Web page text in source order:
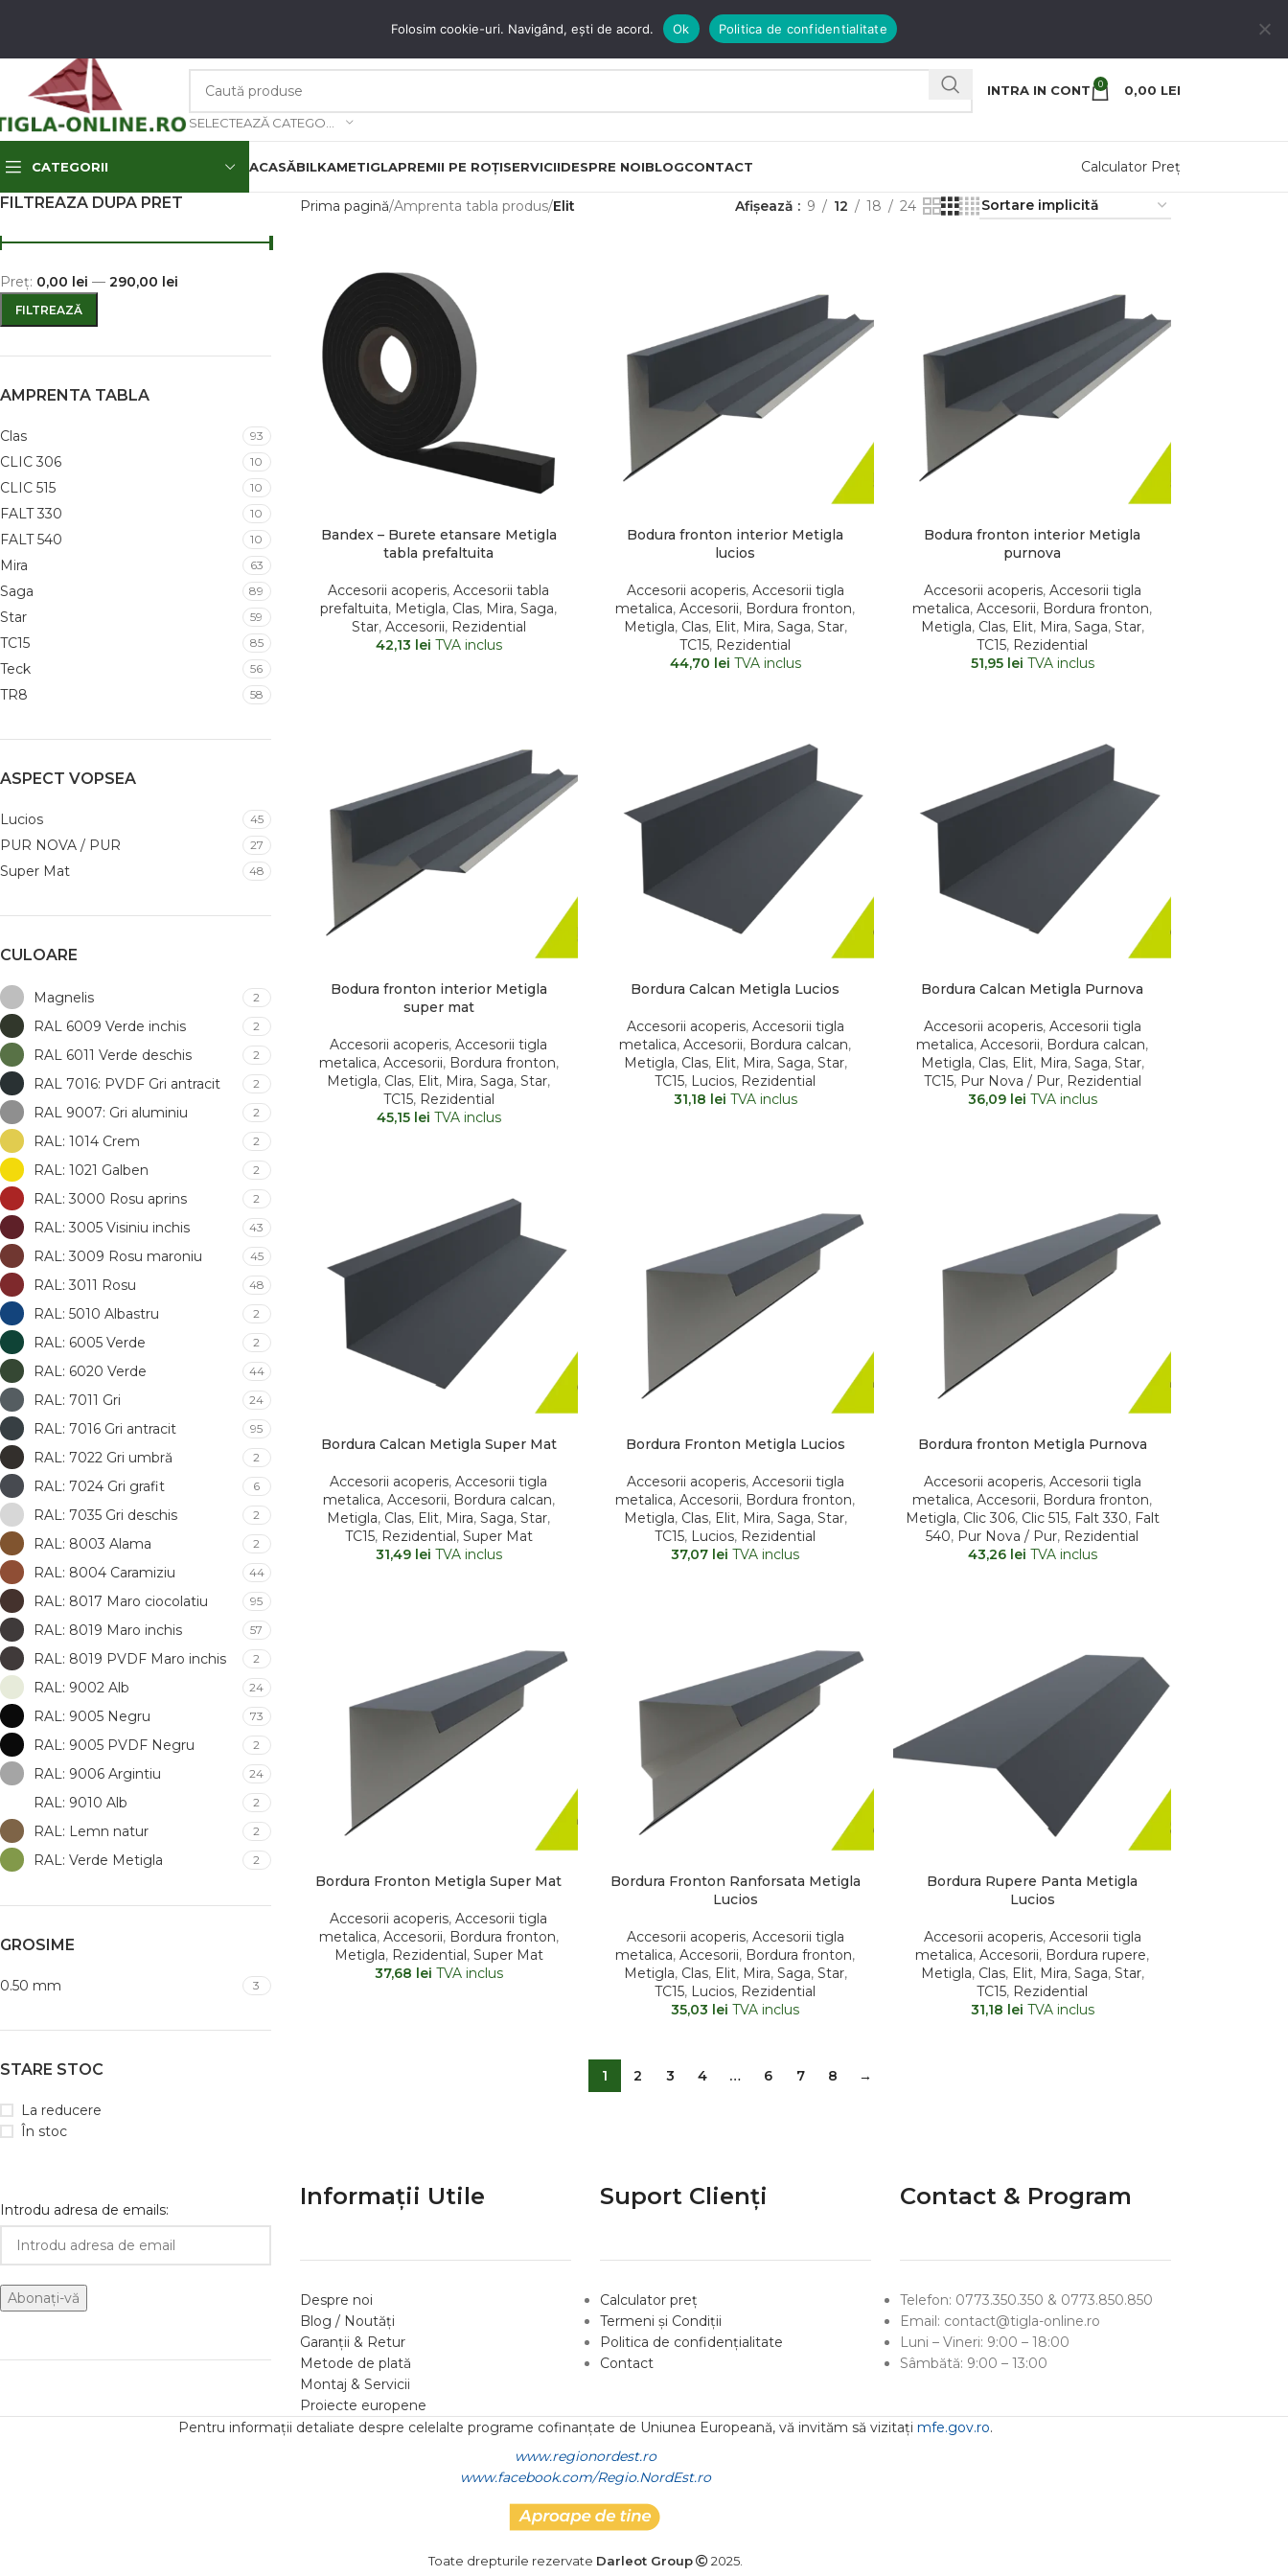
INTRA IN CONT 0 0,00 LEI
CATEGORII ACASĂBILKAMETIGLAPREMII PE ROȚISERVICIIDESPRE NOIBLOGCONTACT Calculator Preț
FILTREAZA DUPA PRET
FILTREAZĂ
Preț: 0,00 lei — 290,00 lei
AMPRENTA TABLA
Clas 93
CLIC 306 10
CLIC 515 10
FALT 330 10
FALT 540 10
Mira 63
Saga 89
Star 59
TC15 85
Teck 56
TR8 58
ASPECT VOPSEA
Lucios 45
PUR NOVA / PUR 27
Super Mat 48
CULOARE
Magnelis 2
RAL 6009 Verde inchis 2
RAL 6011 Verde deschis 2
RAL 7016: PVDF Gri antracit 2
RAL 9007: Gri aluminiu 2
RAL: 1014 Crem 2
RAL: 1021 Galben 2
RAL: 3000 Rosu aprins 2
RAL: 3005 Visiniu inchis 43
RAL: 3009 Rosu maroniu 45
RAL: 3011 Rosu 48
RAL: 5010 Albastru 2
RAL: 6005 Verde 2
RAL: 6020 Verde 44
RAL: 7011 Gri 24
RAL: 7016 Gri antracit 95
RAL: 7022 Gri umbră 2
RAL: 7024 Gri grafit 6
RAL: 7035 Gri deschis 2
RAL: 8003 Alama 2
RAL: 8004 Caramiziu 44
RAL: 8017 Maro ciocolatiu 95
RAL: 8019 Maro inchis 57
RAL: 8019 PVDF Maro inchis 2
RAL: 9002 Alb 24
RAL: 9005 Negru 73
RAL: 9005 PVDF Negru 2
RAL: 9006 Argintiu 24
RAL: 9010 Alb 2
RAL: Lemn natur 2
RAL: Verde Metigla 2
GROSIME
0.50 mm 3
STARE STOC
La reducere
În stoc
Prima pagină Amprenta tabla produs Elit Afișează 9 12 18 24
Bandex – Burete etansare Metigla
tabla prefaltuita
Accesorii acoperis,Accesorii tabla
prefaltuita, Metigla, Clas, Mira,Saga,
Star, Accesorii, Rezidential
42,13 lei TVA inclus
Bodura fronton interior Metigla
lucios
Accesorii acoperis, Accesorii tigla
metalica,Accesorii, Bordura fronton,
Metigla, Clas, Elit, Mira, Saga, Star,
TC15, Rezidential
44,70 lei TVA inclus
Bodura fronton interior Metigla
purnova
Accesorii acoperis, Accesorii tigla
metalica,Accesorii, Bordura fronton,
Metigla, Clas, Elit, Mira, Saga, Star,
TC15, Rezidential
51,95 lei TVA inclus
Bodura fronton interior Metigla
super mat
Accesorii acoperis,Accesorii tigla
metalica, Accesorii, Bordura fronton,
Metigla, Clas, Elit, Mira,Saga,Star,
TC15, Rezidential
45,15 lei TVA inclus
Bordura Calcan Metigla Lucios
Accesorii acoperis, Accesorii tigla
metalica,Accesorii, Bordura calcan,
Metigla, Clas, Elit, Mira, Saga, Star,
TC15, Lucios, Rezidential
31,18 lei TVA inclus
Bordura Calcan Metigla Purnova
Accesorii acoperis, Accesorii tigla
metalica,Accesorii, Bordura calcan,
Metigla, Clas, Elit, Mira, Saga, Star,
TC15, Pur Nova / Pur, Rezidential
36,09 lei TVA inclus
Bordura Calcan Metigla Super Mat
Accesorii acoperis,Accesorii tigla
metalica, Accesorii, Bordura calcan,
Metigla, Clas, Elit, Mira,Saga,Star,
TC15, Rezidential, Super Mat
31,49 lei TVA inclus
Bordura Fronton Metigla Lucios
Accesorii acoperis, Accesorii tigla
metalica,Accesorii, Bordura fronton,
Metigla, Clas, Elit, Mira, Saga, Star,
TC15, Lucios, Rezidential
37,07 lei TVA inclus
Bordura fronton Metigla Purnova
Accesorii acoperis, Accesorii tigla
metalica,Accesorii, Bordura fronton,
Metigla, Clic 306, Clic 515, Falt 330, Falt
540, Pur Nova / Pur, Rezidential
43,26 lei TVA inclus
Bordura Fronton Metigla Super Mat
Accesorii acoperis,Accesorii tigla
metalica, Accesorii, Bordura fronton,
Metigla, Rezidential, Super Mat
37,68 lei TVA inclus
Bordura Fronton Ranforsata Metigla
Lucios
Accesorii acoperis, Accesorii tigla
metalica,Accesorii, Bordura fronton,
Metigla, Clas, Elit, Mira, Saga, Star,
TC15, Lucios, Rezidential
35,03 lei TVA inclus
Bordura Rupere Panta Metigla
Lucios
Accesorii acoperis, Accesorii tigla
metalica,Accesorii, Bordura rupere,
Metigla, Clas, Elit, Mira, Saga, Star,
TC15, Rezidential
31,18 lei TVA inclus
1 2 3 4 … 6 7 8 →
Introdu adresa de emails: Informații Utile
Despre noi
Blog / Noutăți
Garanții & Retur
Metode de plată
Montaj & Servicii
Proiecte europene
Suport Clienți
Calculator preț
Termeni și Condiții
Politica de confidențialitate
Contact
Contact & Program
Telefon: 0773.350.350 & 0773.850.850
Email: contact@tigla-online.ro
Luni – Vineri: 9:00 – 18:00
Sâmbătă: 9:00 – 13:00
Pentru informații detaliate despre celelalte programe cofinanțate de Uniunea Europeană, vă invităm să vizitați mfe.gov.ro.
www.regionordest.ro
www.facebook.com/Regio.NordEst.ro
Toate drepturile rezervate Darleot Group 2025.
Folosim cookie-uri. Navigând, ești de acord. Ok Politica de confidentialitate